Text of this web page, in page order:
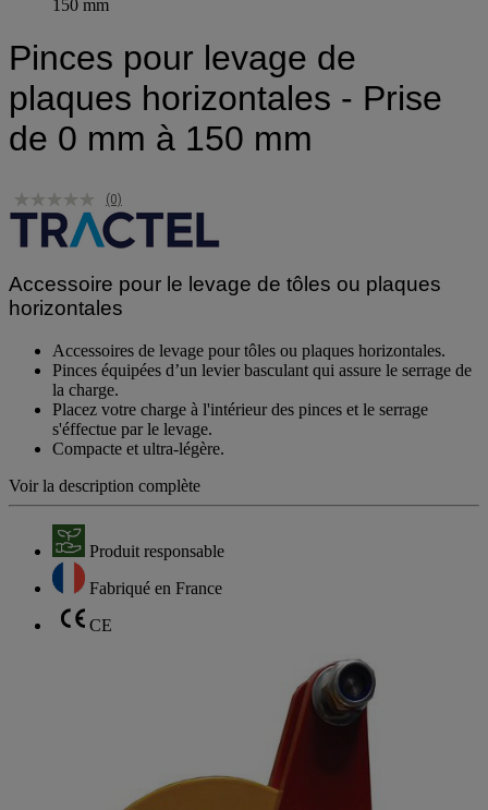
150 mm
Pinces pour levage de
plaques horizontales - Prise
de 0 mm à 150 mm
(0)
Accessoire pour le levage de tôles ou plaques
horizontales
Accessoires de levage pour tôles ou plaques horizontales.
Pinces équipées d’un levier basculant qui assure le serrage de
la charge.
Placez votre charge à l'intérieur des pinces et le serrage
s'éffectue par le levage.
Compacte et ultra-légère.
Voir la description complète
Produit responsable
Fabriqué en France
CE